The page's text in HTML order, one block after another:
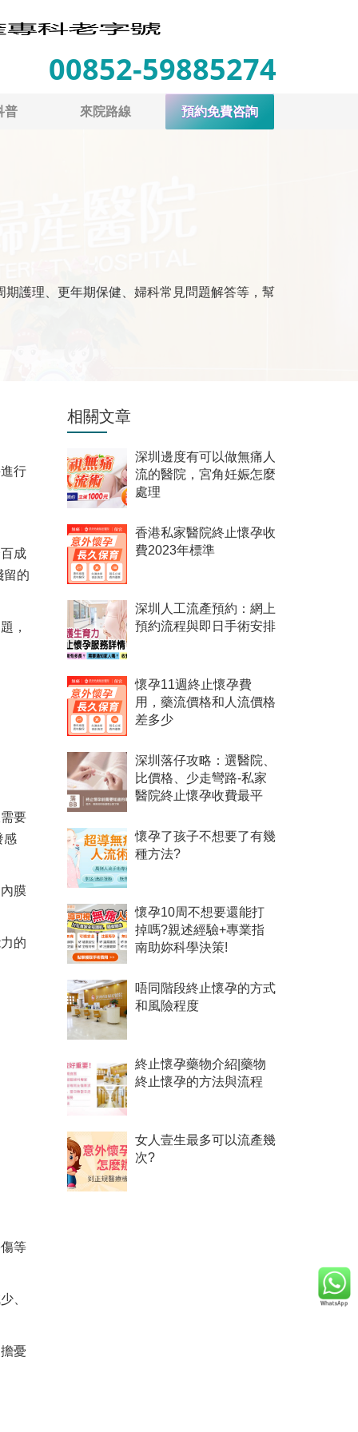
00852-59885274
普 來院路線 預約免費咨詢
護理、更年期保健、婦科常見問題解答等，幫
行
成
的
，
要
感
膜
的
等
、
憂
相關文章
深圳邊度有可以做無痛人
流的醫院，宮角妊娠怎麼
處理
香港私家醫院終止懷孕收
費2023年標準
深圳人工流產預約：網上
預約流程與即日手術安排
懷孕11週終止懷孕費
用，藥流價格和人流價格
差多少
深圳落仔攻略：選醫院、
比價格、少走彎路-私家
醫院終止懷孕收費最平
懷孕了孩子不想要了有幾
種方法?
懷孕10周不想要還能打
掉嗎?親述經驗+專業指
南助妳科學決策!
唔同階段終止懷孕的方式
和風險程度
終止懷孕藥物介紹|藥物
終止懷孕的方法與流程
女人壹生最多可以流產幾
次?